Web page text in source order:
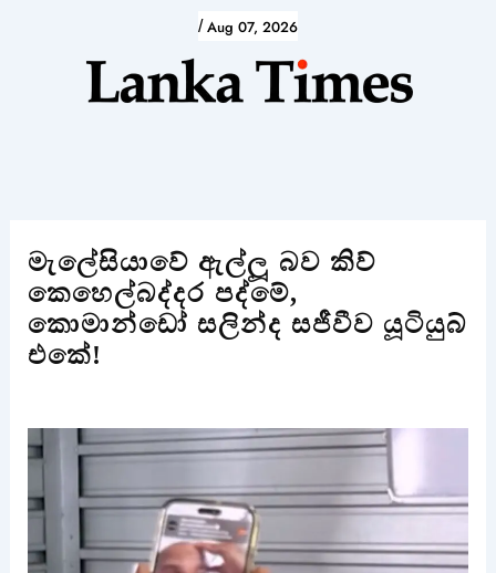
/ Aug 07, 2026
මැලේසියාවේ ඇල්ලූ බව කිව්
කෙහෙල්බද්දර පද්මේ,
කොමාන්ඩෝ සලින්ද සජීවීව යූටියුබ්
එකේ!